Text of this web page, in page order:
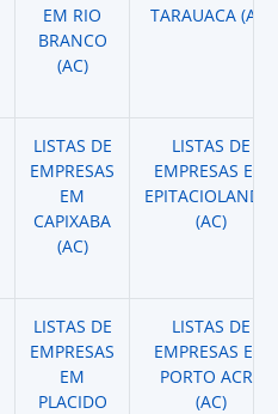
EM RIO
BRANCO
(AC)
TARAUACA (AC)
LISTAS DE
EMPRESAS
EM
CAPIXABA
(AC)
LISTAS DE
EMPRESAS EM
EPITACIOLANDIA
(AC)
LISTAS DE
EMPRESAS
EM
PLACIDO
LISTAS DE
EMPRESAS EM
PORTO ACRE
(AC)